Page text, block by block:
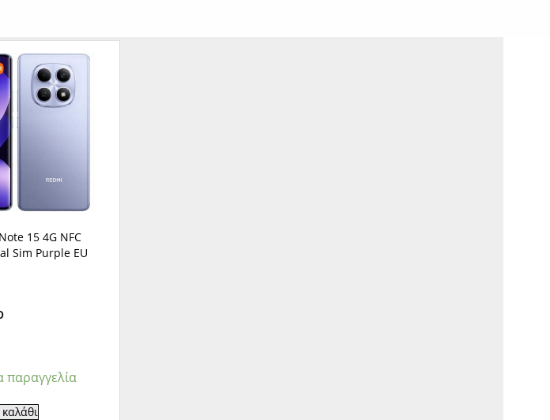
15 4G NFC
Sim Purple EU
παραγγελία